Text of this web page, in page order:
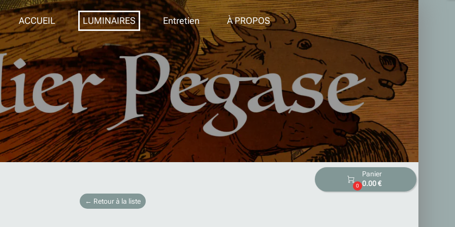
ACCUEIL LUMINAIRES Entretien À PROPOS

0
Panier
0.00 €
← Retour à la liste